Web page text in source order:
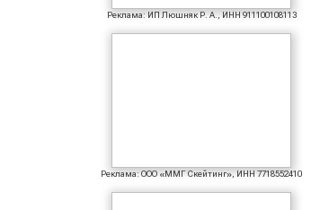
Реклама: ИП Люшняк Р. А., ИНН 911100108113
Реклама: ООО «ММГ Скейтинг», ИНН 7718552410